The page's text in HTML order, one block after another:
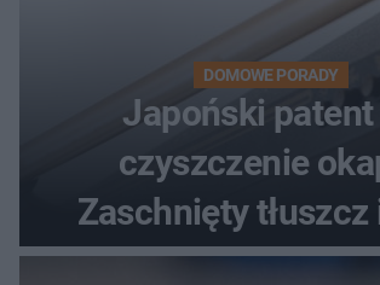
DOMOWE PORADY
Japoński patent
czyszczenie
Zaschnięty tłuszcz
znikną bez